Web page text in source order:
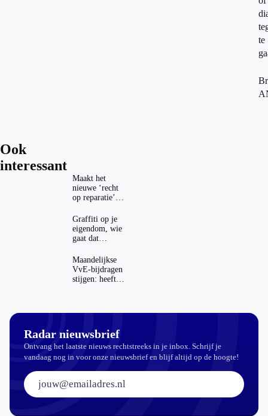
te
Ook
interessant
Maakt het
nieuwe ‘recht
op reparatie’
echt
aantrekkelijker?
Graffiti op je
eigendom, wie
gaat dat
Maandelijkse
VvE-bijdragen
stijgen: heeft
Radar nieuwsbrief
Ontvang het laatste nieuws rechtstreeks in je inbox. Schrijf je
vandaag nog in voor onze nieuwsbrief en blijf altijd op de hoogte!
E-mailadres: